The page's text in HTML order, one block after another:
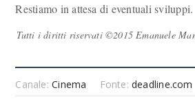
Restiamo in attesa di eventuali sviluppi.
Tutti i diritti riservati ©2015 Emanuele
Canale:Cinema Fonte:deadline.com